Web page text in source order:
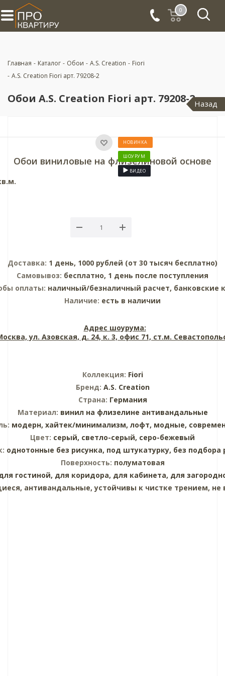
0
Главная - Каталог - Обои - A.S. Creation - Fiori
- A.S. Creation Fiori арт. 79208-2
Обои A.S. Creation Fiori арт. 79208-2Назад
НОВИНКА
ШОУРУМ
ВИДЕО
Обои виниловые на флизелиновой основе
Доставка: 1 день, 1000 рублей (от 30 тысяч бесплатно)
Самовывоз: бесплатно, 1 день после поступления
оплаты: наличный/безналичный расчет, банковские
Наличие: есть в наличии
Адрес шоурума:
ул. Азовская, д. 24, к. 3, офис 71, ст.м.
Коллекция: Fiori
Бренд: A.S. Creation
Страна: Германия
Материал: винил на флизелине антивандальные
модерн, хайтек/минимализм, лофт, модные,
Цвет: серый, светло-серый, серо-бежевый
однотонные без рисунка, под штукатурку, без подбора
Поверхность: полуматовая
гостиной, для коридора, для кабинета, для
антивандальные, устойчивы к чистке трением, не